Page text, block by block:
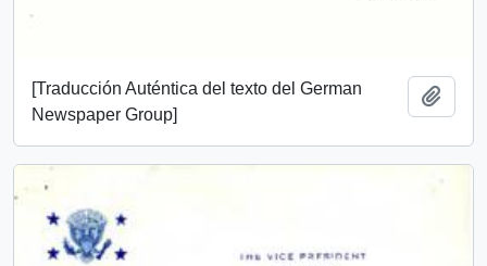
[Traducción Auténtica del texto del German
Newspaper Group]